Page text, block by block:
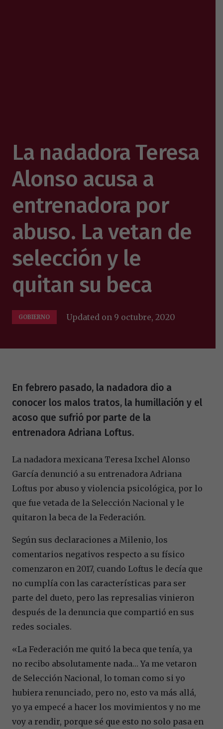
La nadadora Teresa
Alonso acusa a
entrenadora por
abuso. La vetan de
selección y le
quitan su beca
GOBIERNO Updated on 9 octubre, 2020
En febrero pasado, la nadadora dio a
conocer los malos tratos, la humillación y el
acoso que sufrió por parte de la
entrenadora Adriana Loftus.
La nadadora mexicana Teresa Ixchel Alonso
García denunció a su entrenadora Adriana
Loftus por abuso y violencia psicológica, por lo
que fue vetada de la Selección Nacional y le
quitaron la beca de la Federación.
Según sus declaraciones a Milenio, los
comentarios negativos respecto a su físico
comenzaron en 2017, cuando Loftus le decía que
no cumplía con las características para ser
parte del dueto, pero las represalias vinieron
después de la denuncia que compartió en sus
redes sociales.
«La Federación me quitó la beca que tenía, ya
no recibo absolutamente nada… Ya me vetaron
de Selección Nacional, lo toman como si yo
hubiera renunciado, pero no, esto va más allá,
yo ya empecé a hacer los movimientos y no me
voy a rendir, porque sé que esto no solo pasa en